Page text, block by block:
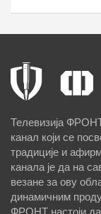
Телевизија
канал који се
традиције и
канала је да на
везане за ову
динамичним